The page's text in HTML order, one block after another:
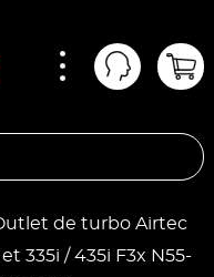
Mon
de turbo Airtec
335i / 435i F3x N55-